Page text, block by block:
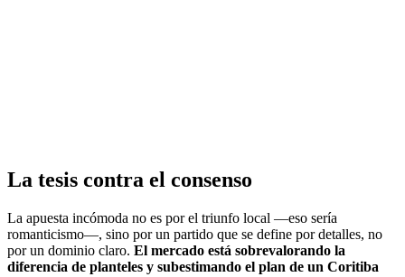
La tesis contra el consenso
La apuesta incómoda no es por el triunfo local —eso sería
romanticismo—, sino por un partido que se define por detalles, no
por un dominio claro. El mercado está sobrevalorando la
diferencia de planteles y subestimando el plan de un Coritiba